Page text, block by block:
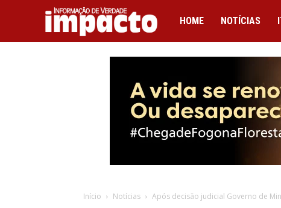
IMPACTO
HOME NOTÍCIAS
Início Notícias Após decisão judicial Governo de